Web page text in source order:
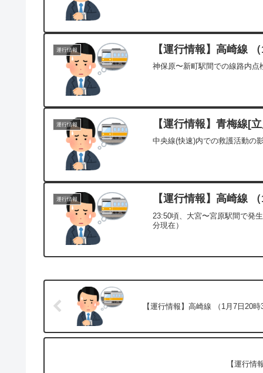
運行情報 【運行情報】高崎線
神保原〜新町駅間での線路内点
運行情報 【運行情報】青梅線[
中央線(快速)内での救護活動の
運行情報 【運行情報】高崎線
23:50頃、大宮〜宮原駅間で発
分現在）
【運行情報】高崎線 （1月7日20時
【運行情